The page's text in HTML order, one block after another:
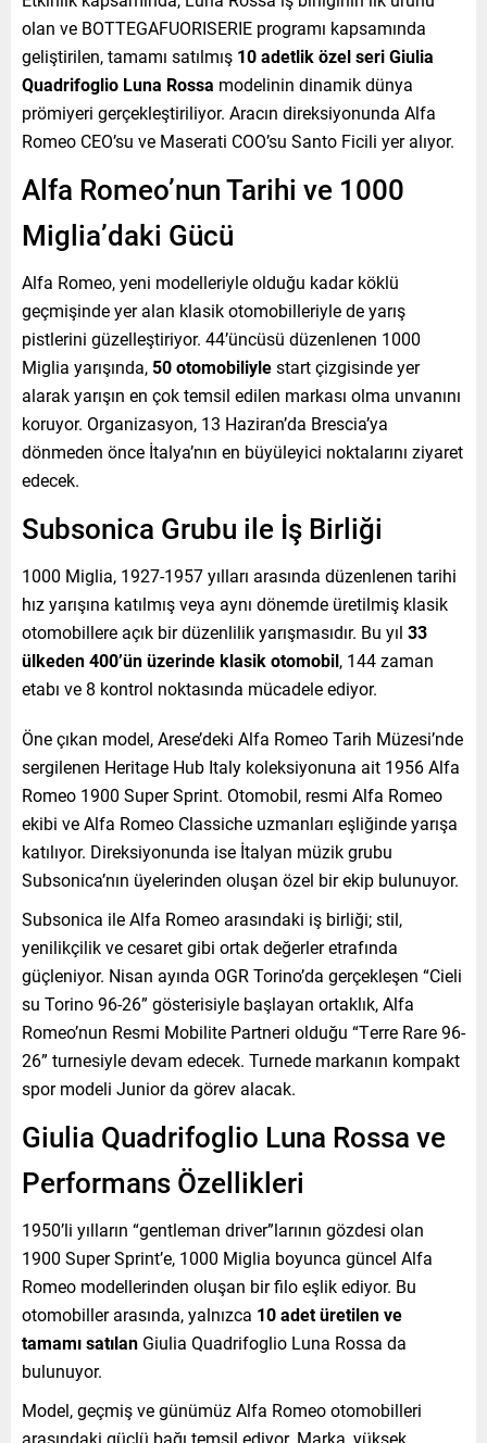
olan ve BOTTEGAFUORISERIE programı kapsamında
geliştirilen, tamamı satılmış 10 adetlik özel seri Giulia
Quadrifoglio Luna Rossa modelinin dinamik dünya
prömiyeri gerçekleştiriliyor. Aracın direksiyonunda Alfa
Romeo CEO’su ve Maserati COO’su Santo Ficili yer alıyor.
Alfa Romeo’nun Tarihi ve 1000
Miglia’daki Gücü
Alfa Romeo, yeni modelleriyle olduğu kadar köklü
geçmişinde yer alan klasik otomobilleriyle de yarış
pistlerini güzelleştiriyor. 44’üncüsü düzenlenen 1000
Miglia yarışında, 50 otomobiliylestart çizgisinde yer
alarak yarışın en çok temsil edilen markası olma unvanını
koruyor. Organizasyon, 13 Haziran’da Brescia’ya
dönmeden önce İtalya’nın en büyüleyici noktalarını ziyaret
edecek.
Subsonica Grubu ile İş Birliği
1000 Miglia, 1927-1957 yılları arasında düzenlenen tarihi
hız yarışına katılmış veya aynı dönemde üretilmiş klasik
otomobillere açık bir düzenlilik yarışmasıdır. Bu yıl 33
ülkeden 400’ün üzerinde klasik otomobil, 144 zaman
etabı ve 8 kontrol noktasında mücadele ediyor.
Öne çıkan model, Arese’deki Alfa Romeo Tarih Müzesi’nde
sergilenen Heritage Hub Italy koleksiyonuna ait 1956 Alfa
Romeo 1900 Super Sprint. Otomobil, resmi Alfa Romeo
ekibi ve Alfa Romeo Classiche uzmanları eşliğinde yarışa
katılıyor. Direksiyonunda ise İtalyan müzik grubu
Subsonica’nın üyelerinden oluşan özel bir ekip bulunuyor.
Subsonica ile Alfa Romeo arasındaki iş birliği; stil,
yenilikçilik ve cesaret gibi ortak değerler etrafında
güçleniyor. Nisan ayında OGR Torino’da gerçekleşen “Cieli
su Torino 96-26” gösterisiyle başlayan ortaklık, Alfa
Romeo’nun Resmi Mobilite Partneri olduğu “Terre Rare 96-
26” turnesiyle devam edecek. Turnede markanın kompakt
spor modeli Junior da görev alacak.
Giulia Quadrifoglio Luna Rossa ve
Performans Özellikleri
1950’li yılların “gentleman driver”larının gözdesi olan
1900 Super Sprint’e, 1000 Miglia boyunca güncel Alfa
Romeo modellerinden oluşan bir filo eşlik ediyor. Bu
otomobiller arasında, yalnızca 10 adet üretilen ve
tamamı satılan Giulia Quadrifoglio Luna Rossa da
bulunuyor.
Model, geçmiş ve günümüz Alfa Romeo otomobilleri
arasındaki güçlü bağı temsil ediyor. Marka, yüksek